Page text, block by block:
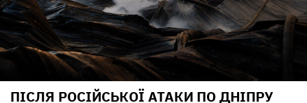
ПІСЛЯ РОСІЙСЬКОЇ АТАКИ ПО ДНІПРУ